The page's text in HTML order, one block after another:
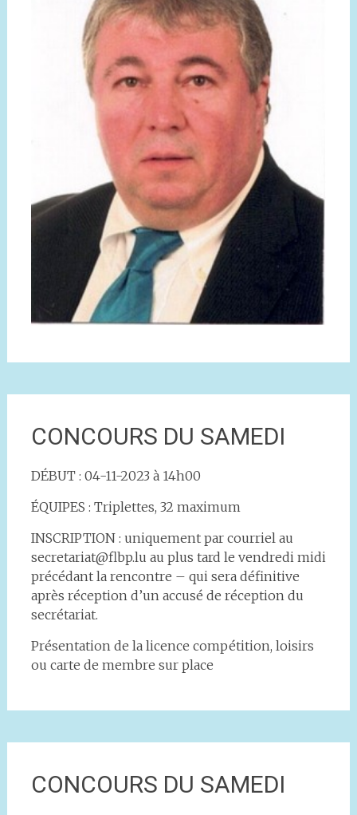
CONCOURS DU SAMEDI
DÉBUT : 04-11-2023 à 14h00
ÉQUIPES : Triplettes, 32 maximum
INSCRIPTION : uniquement par courriel au
secretariat@flbp.lu au plus tard le vendredi midi
précédant la rencontre – qui sera définitive
après réception d’un accusé de réception du
secrétariat.
Présentation de la licence compétition, loisirs
ou carte de membre sur place
CONCOURS DU SAMEDI